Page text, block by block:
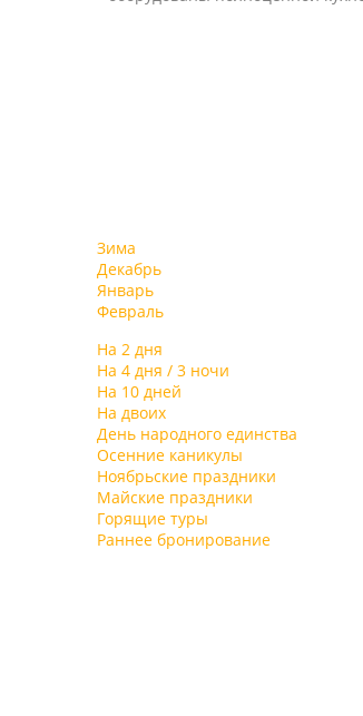
Зима
Декабрь
Январь
Февраль
На 2 дня
На 4 дня / 3 ночи
На 10 дней
На двоих
День народного единства
Осенние каникулы
Ноябрьские праздники
Майские праздники
Горящие туры
Раннее бронирование